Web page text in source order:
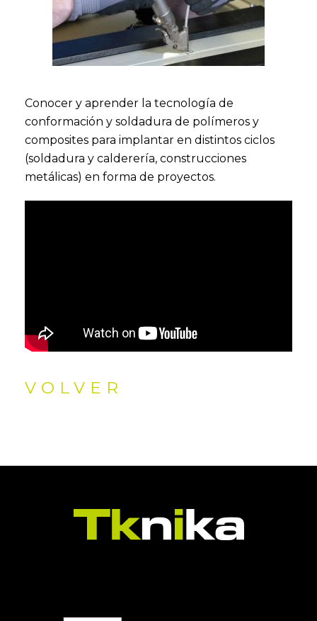
Conocer y aprender la tecnología de
conformación y soldadura de polímeros y
composites para implantar en distintos ciclos
(soldadura y calderería, construcciones
metálicas) en forma de proyectos.
VOLVER